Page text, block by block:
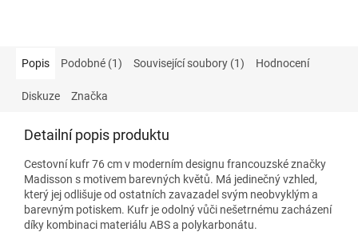
Popis Podobné (1) Související soubory (1) Hodnocení
Diskuze Značka
Detailní popis produktu
Cestovní kufr 76 cm v moderním designu francouzské značky
Madisson s motivem barevných květů. Má jedinečný vzhled,
který jej odlišuje od ostatních zavazadel svým neobvyklým a
barevným potiskem. Kufr je odolný vůči nešetrnému zacházení
díky kombinaci materiálu ABS a polykarbonátu.